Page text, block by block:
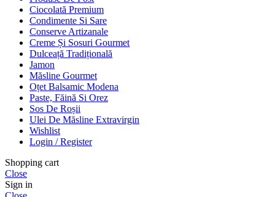
Ciocolată Premium
Condimente Si Sare
Conserve Artizanale
Creme Și Sosuri Gourmet
Dulceață Tradițională
Jamon
Măsline Gourmet
Oțet Balsamic Modena
Paste, Făină Si Orez
Sos De Roșii
Ulei De Măsline Extravirgin
Wishlist
Login / Register
Shopping cart
Close
Sign in